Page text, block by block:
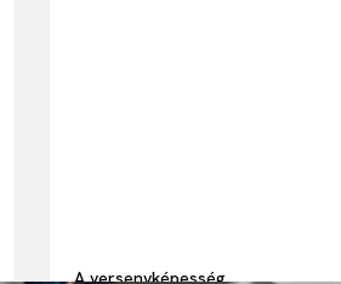
A versenyképesség